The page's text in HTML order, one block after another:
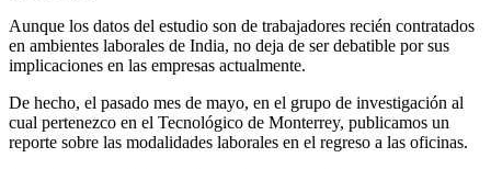
Aunque los datos del estudio son de trabajadores recién contratados
en ambientes laborales de India, no deja de ser debatible por sus
implicaciones en las empresas actualmente.
De hecho, el pasado mes de mayo, en el grupo de investigación al
cual pertenezco en el Tecnológico de Monterrey, publicamos un
reporte sobre las modalidades laborales en el regreso a las oficinas.